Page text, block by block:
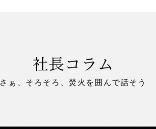
社長コラム
さぁ、そろそろ、焚火を囲んで話そう